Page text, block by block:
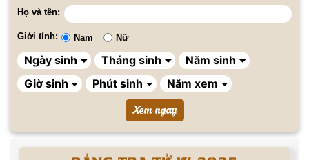
Họ và tên:
Giới tính: Nam Nữ